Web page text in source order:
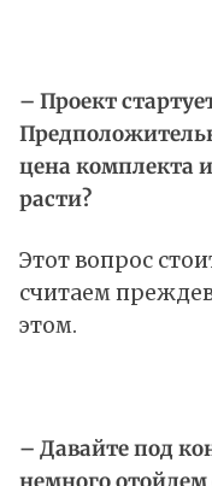
– Проект
цена комплекта
расти?
Этот вопрос
считаем
этом.
– Давайте под